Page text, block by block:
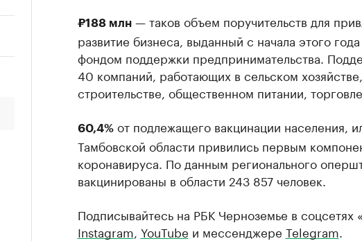
₽188 млн— таков объем поручительств для
развитие бизнеса, выданный с начала этого
фондом поддержки предпринимательства.
40 компаний, работающих в сельском
строительстве, общественном питании,
60,4%от подлежащего вакцинации населения,
Тамбовской области привились первым
коронавируса. По данным регионального
вакцинированы в области 243 857 человек.
Подписывайтесь на РБК Черноземье в соцсетях «
Instagram YouTube и мессенджере Telegram